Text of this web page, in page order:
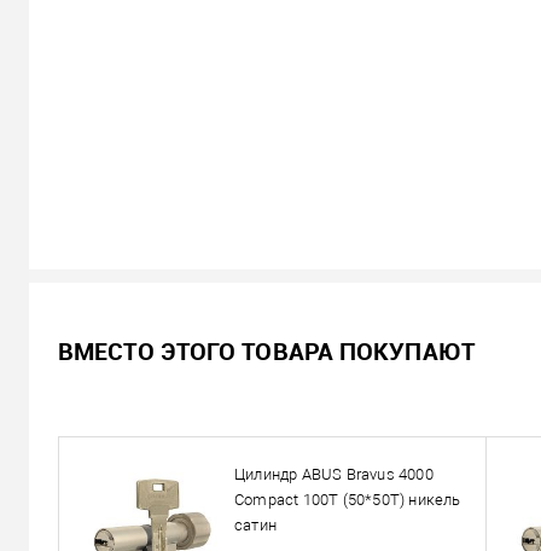
Кол-во:
В корзину
ВМЕСТО ЭТОГО ТОВАРА ПОКУПАЮТ
Цилиндр ABUS Bravus 4000
Compact 100T (50*50T) никель
сатин